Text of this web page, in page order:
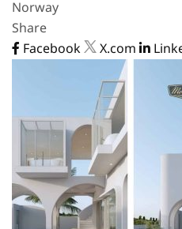
Norway
Share
Facebook
X.com